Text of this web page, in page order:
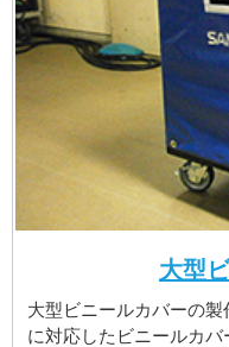
大型
大型ビニールカバーの
に対応したビニールカ